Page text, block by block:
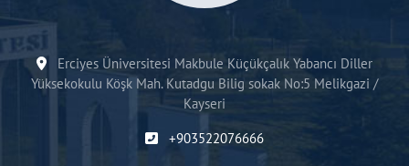
Erciyes Üniversitesi Makbule Küçükçalık Yabancı Diller
Yüksekokulu Köşk Mah. Kutadgu Bilig sokak No:5 Melikgazi /
Kayseri
+903522076666